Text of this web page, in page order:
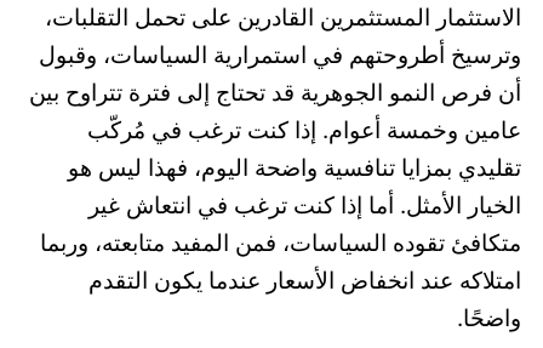
الاستثمار المستثمرين القادرين على تحمل التقلبات،
وترسيخ أطروحتهم في استمرارية السياسات، وقبول
أن فرص النمو الجوهرية قد تحتاج إلى فترة تتراوح بين
عامين وخمسة أعوام. إذا كنت ترغب في مُركّب
تقليدي بمزايا تنافسية واضحة اليوم، فهذا ليس هو
الخيار الأمثل. أما إذا كنت ترغب في انتعاش غير
متكافئ تقوده السياسات، فمن المفيد متابعته، وربما
امتلاكه عند انخفاض الأسعار عندما يكون التقدم
واضحًا.